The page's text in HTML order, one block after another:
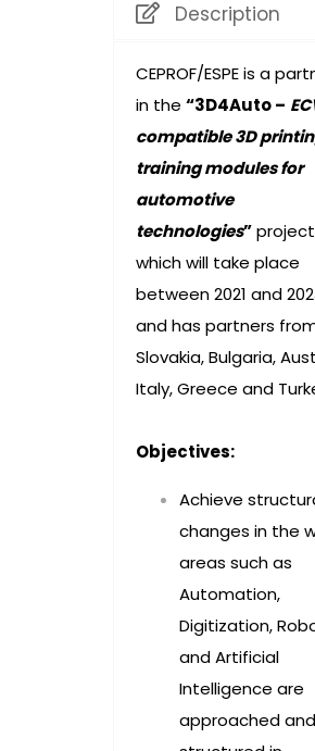
Description
CEPROF/ESPE is a
in the “3D4Auto –
compatible 3D
training modules for
automotive
technologies”
which will take place
between 2021 and
and has partners
Slovakia, Bulgaria,
Italy, Greece and
Objectives:
Achieve
changes in the
areas such as
Automation,
Digitization,
and Artificial
Intelligence are
approached and